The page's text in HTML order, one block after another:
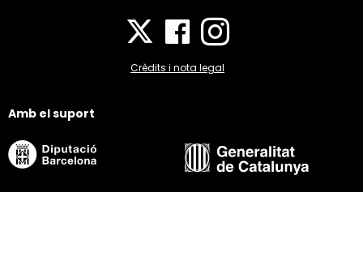
Crèdits i nota legal
Amb el suport